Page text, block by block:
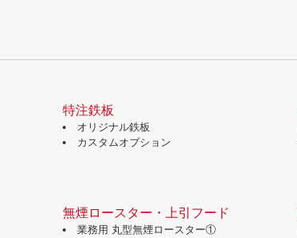
特注鉄板
オリジナル鉄板
カスタムオプション
無煙ロースター・上引フード
業務用 丸型無煙ロースター①